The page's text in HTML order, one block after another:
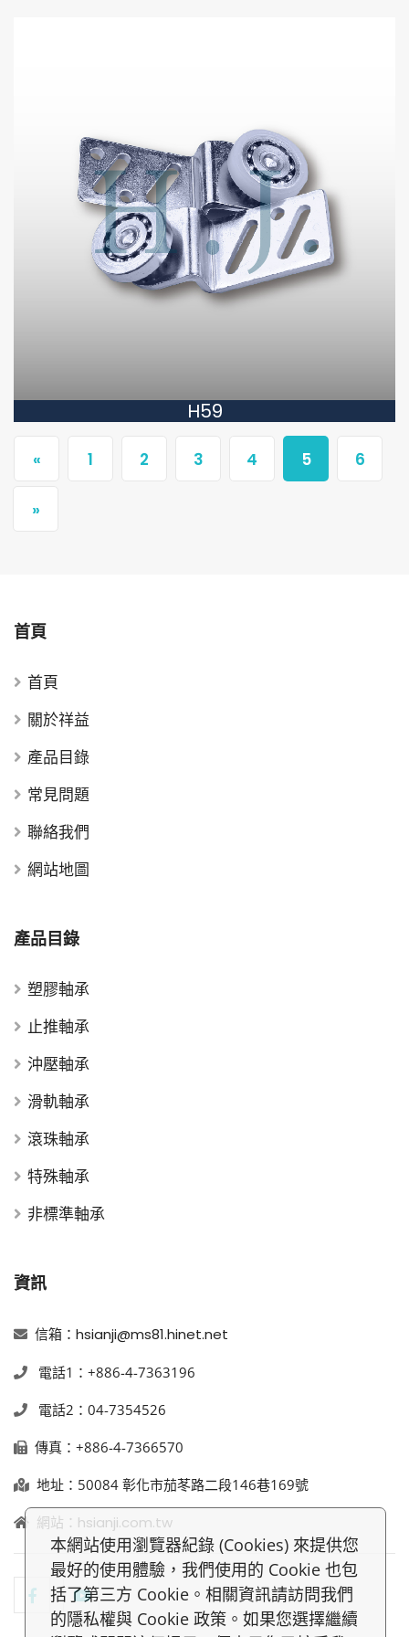
本網站使用瀏覽器紀錄 (Cookies) 來提供您
最好的使用體驗，我們使用的 Cookie 也包
括了第三方 Cookie。相關資訊請訪問我們
的隱私權與 Cookie 政策。如果您選擇繼續
H59
« 1 2 3 4 5 6
»
首頁
首頁
關於祥益
產品目錄
常見問題
聯絡我們
網站地圖
產品目錄
塑膠軸承
止推軸承
沖壓軸承
滑軌軸承
滾珠軸承
特殊軸承
非標準軸承
資訊
信箱：hsianji@ms81.hinet.net
電話1：+886-4-7363196
電話2：04-7354526
傳真：+886-4-7366570
地址： 50084 彰化市茄苳路二段146巷169號
網站：hsianji.com.tw